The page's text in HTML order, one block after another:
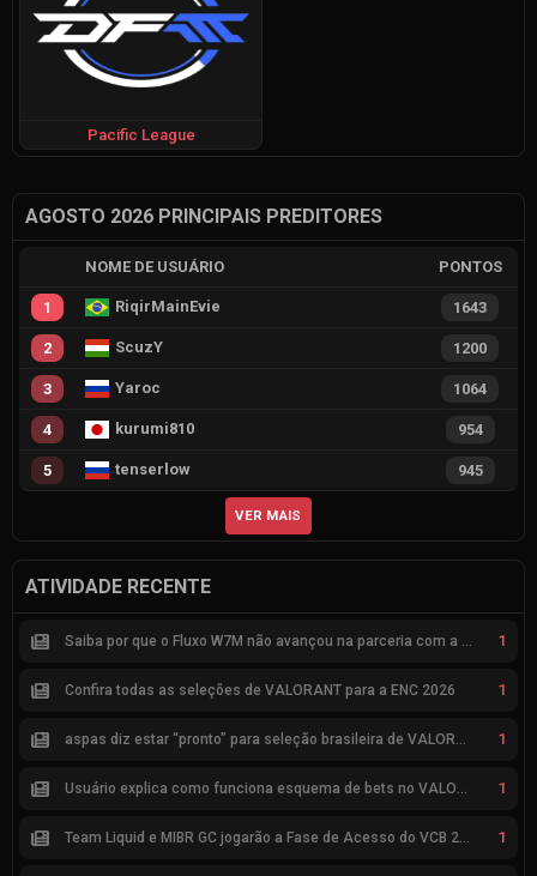
Pacific League
AGOSTO 2026 PRINCIPAIS PREDITORES
NOME DE USUÁRIO PONTOS
1 RiqirMainEvie 1643
2 ScuzY 1200
3 Yaroc 1064
4 kurumi810 954
5 tenserlow 945
VER MAIS
ATIVIDADE RECENTE
Saiba por que o Fluxo W7M não avançou na parceria com a Riot 1
Confira todas as seleções de VALORANT para a ENC 2026 1
aspas diz estar “pronto” para seleção brasileira de VALORANT 1
Usuário explica como funciona esquema de bets no VALORANT 1
Team Liquid e MIBR GC jogarão a Fase de Acesso do VCB 2026 1